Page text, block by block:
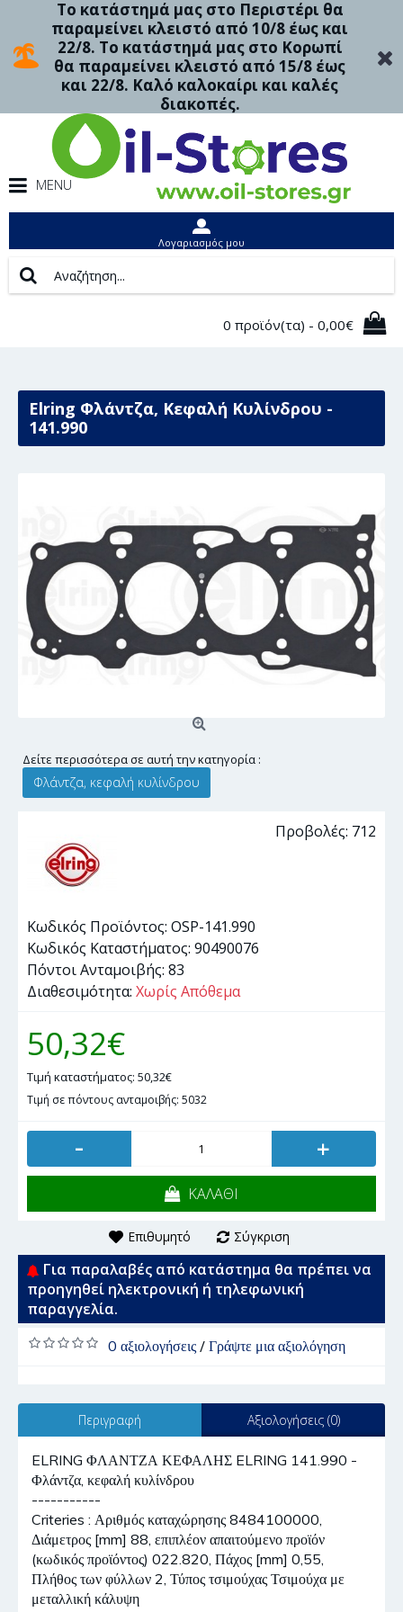
Το κατάστημά μας στο Περιστέρι θα
παραμείνει κλειστό από 10/8 έως και
22/8. Το κατάστημά μας στο Κορωπί
θα παραμείνει κλειστό από 15/8 έως
και 22/8. Καλό καλοκαίρι και καλές
διακοπές.
MENU
Λογαριασμός μου
0 προϊόν(τα) - 0,00€
Elring Φλάντζα, Κεφαλή Κυλίνδρου -
141.990
Δείτε περισσότερα σε αυτή την κατηγορία :
Φλάντζα, κεφαλή κυλίνδρου
Προβολές: 712
Κωδικός Προϊόντος: OSP-141.990
Κωδικός Καταστήματος: 90490076
Πόντοι Ανταμοιβής: 83
Διαθεσιμότητα: Χωρίς Απόθεμα
50,32€
Τιμή καταστήματος: 50,32€
Τιμή σε πόντους ανταμοιβής: 5032
- +
ΚΑΛΑΘΙ
Επιθυμητό Σύγκριση
Για παραλαβές από κατάστημα θα πρέπει να
προηγηθεί ηλεκτρονική ή τηλεφωνική
παραγγελία.
0 αξιολογήσεις/ Γράψτε μια αξιολόγηση
Περιγραφή Αξιολογήσεις (0)
ELRING ΦΛΑΝΤΖΑ ΚΕΦΑΛΗΣ ELRING 141.990 -
Φλάντζα, κεφαλή κυλίνδρου
-----------
Criteries : Αριθμός καταχώρησης 8484100000,
Διάμετρος [mm] 88, επιπλέον απαιτούμενο προϊόν
(κωδικός προϊόντος) 022.820, Πάχος [mm] 0,55,
Πλήθος των φύλλων 2, Τύπος τσιμούχας Τσιμούχα με
μεταλλική κάλυψη